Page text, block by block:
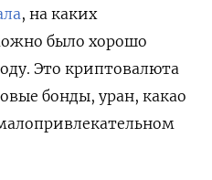
, на каких
было хорошо
Это криптовалюта
бонды, уран, какао